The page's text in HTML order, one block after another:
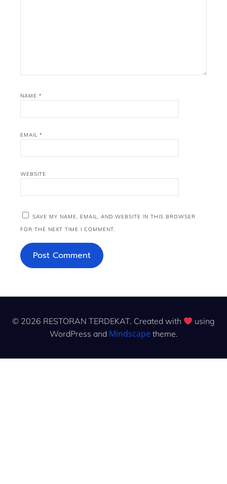
NAME *
EMAIL *
WEBSITE
SAVE MY NAME, EMAIL, AND WEBSITE IN THIS BROWSER
FOR THE NEXT TIME I COMMENT.
© 2026 RESTORAN TERDEKAT. Created with
using
WordPress and Mindscapetheme.